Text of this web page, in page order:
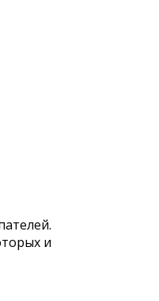
и